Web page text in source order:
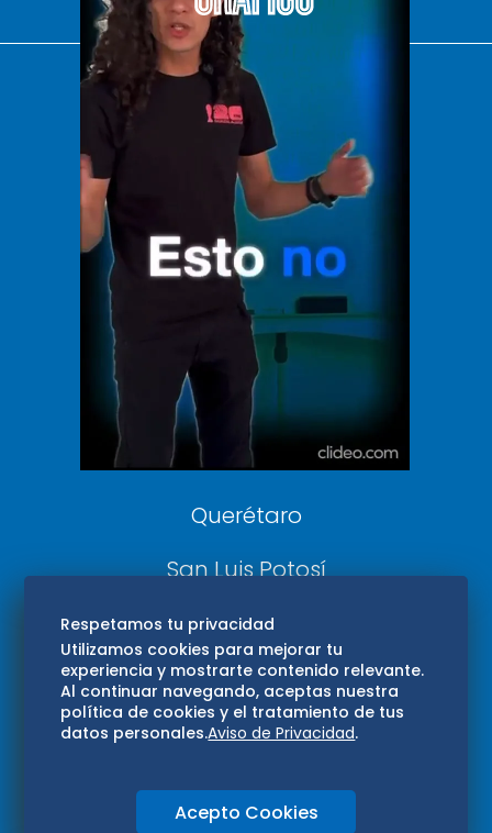
El Universal
Vive USA
Clase
De 10 sports
DeDinero
Confabulario
Aviso Oportuno
Consultas
Querétaro
San Luis Potosí
Edomex
Consultas
Hidalgo
Oaxaca
Respetamos tu privacidad
Utilizamos cookies para mejorar tu
experiencia y mostrarte contenido relevante.
Al continuar navegando, aceptas nuestra
política de cookies y el tratamiento de tus
datos personales.Aviso de Privacidad.
Acepto Cookies